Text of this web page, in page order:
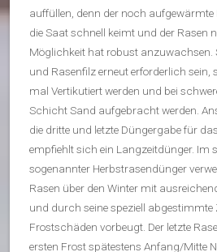
auffüllen, denn der noch
die Saat schnell keimt und der Rasen
Möglichkeit hat robust anzuwachsen.
und Rasenfilz erneut erforderlich sein,
mal Vertikutiert werden und bei
Schicht Sand aufgebracht werden.
die dritte und letzte Düngergabe für
empfiehlt sich ein Langzeitdünger. Im
sogenannter Herbstrasendünger
Rasen über den Winter mit
und durch seine speziell
Frostschäden vorbeugt. Der letzte
ersten Frost spätestens Anfang/Mitte